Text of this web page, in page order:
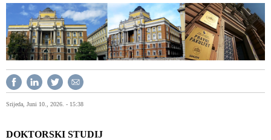
Srijeda, Juni 10., 2026. - 15:38
DOKTORSKI STUDIJ